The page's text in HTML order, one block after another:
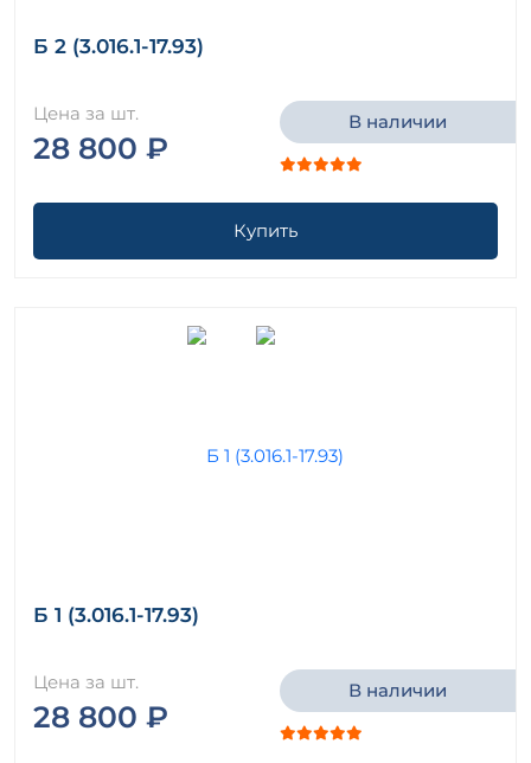
Б 2 (3.016.1-17.93)
Цена за шт.
28 800 ₽
В наличии
Купить
Б 1 (3.016.1-17.93)
Цена за шт.
28 800 ₽
В наличии